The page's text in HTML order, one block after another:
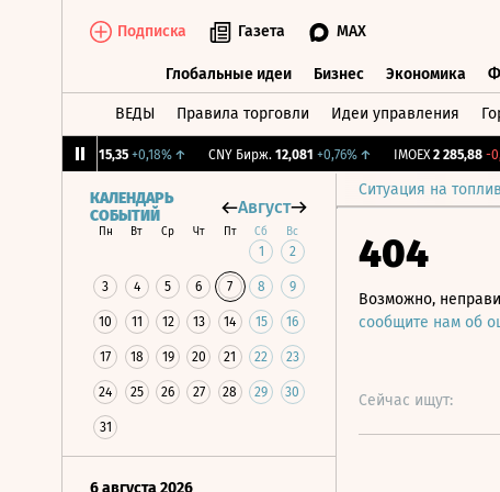
Подписка Газета MAX
Глобальные идеи Бизнес Экономика
ВЕДЫ Правила торговли Идеи управления
115,35 +0,18%↑ CNY Бирж. 12,081 +0,76%↑ IMOEX 2 285,88 -
Ситуация на
КАЛЕНДАРЬ
СОБЫТИЙ
Август
Пн Вт Ср Чт Пт Сб Вс
1 2
3 4 5 6 7 8 9
10 11 12 13 14 15 16
17 18 19 20 21 22 23
24 25 26 27 28 29 30
31
6 августа 2026
404
Возможно,
сообщите нам об
Сейчас ищут: